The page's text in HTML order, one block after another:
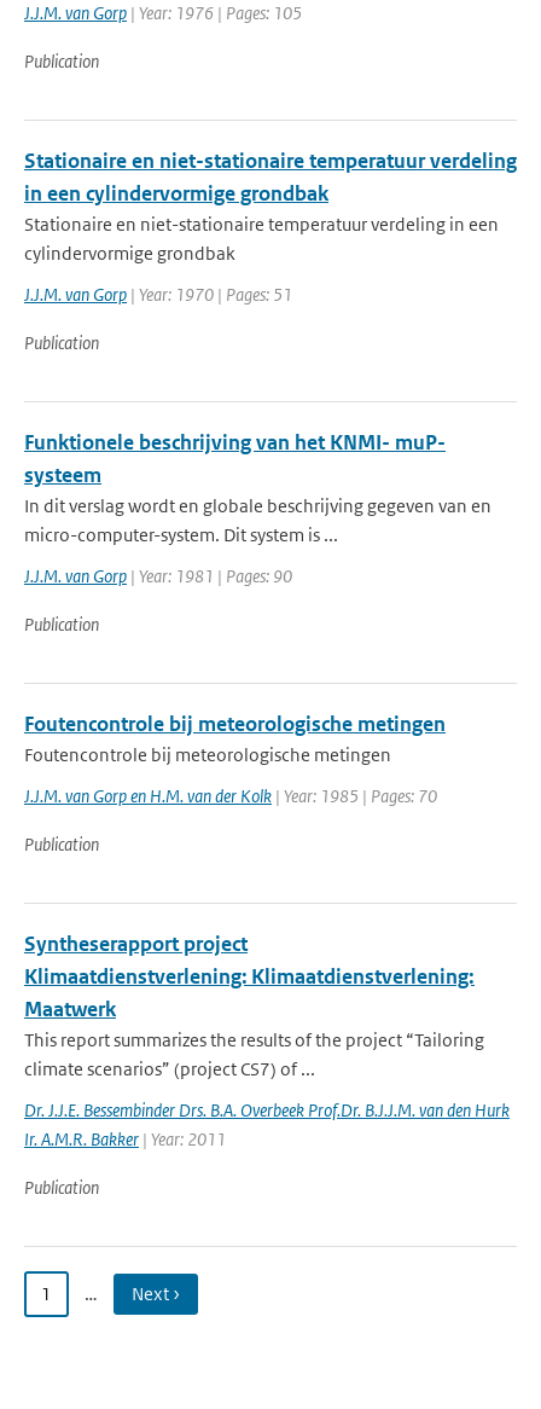
J.J.M. van Gorp | Year: 1976 | Pages: 105
Publication
Stationaire en niet-stationaire temperatuur verdeling
in een cylindervormige grondbak
Stationaire en niet-stationaire temperatuur verdeling in een
cylindervormige grondbak
J.J.M. van Gorp | Year: 1970 | Pages: 51
Publication
Funktionele beschrijving van het KNMI- muP-
systeem
In dit verslag wordt en globale beschrijving gegeven van en
micro-computer-system. Dit system is ...
J.J.M. van Gorp | Year: 1981 | Pages: 90
Publication
Foutencontrole bij meteorologische metingen
Foutencontrole bij meteorologische metingen
J.J.M. van Gorp en H.M. van der Kolk | Year: 1985 | Pages: 70
Publication
Syntheserapport project
Klimaatdienstverlening: Klimaatdienstverlening:
Maatwerk
This report summarizes the results of the project “Tailoring
climate scenarios” (project CS7) of ...
Dr. J.J.E. Bessembinder Drs. B.A. Overbeek Prof.Dr. B.J.J.M. van den Hurk
Ir. A.M.R. Bakker | Year: 2011
Publication
1 … Next ›